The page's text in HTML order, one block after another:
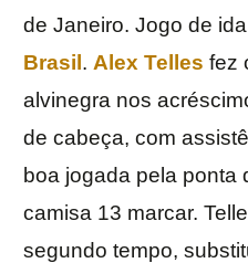
de Janeiro. Jogo de
Brasil . Alex Telles fez
alvinegra nos
de cabeça, com
boa jogada pela ponta
camisa 13 marcar.
segundo tempo,